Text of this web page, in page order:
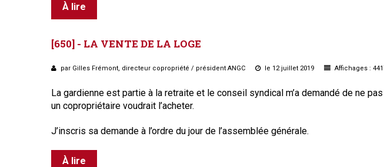
À lire
[650] - LA VENTE DE LA LOGE
par Gilles Frémont, directeur copropriété / président ANGC le 12 juillet 2019 Affichages :
La gardienne est partie à la retraite et le conseil syndical m’a demandé de ne
un copropriétaire voudrait l’acheter.
J’inscris sa demande à l’ordre du jour de l’assemblée générale.
À lire